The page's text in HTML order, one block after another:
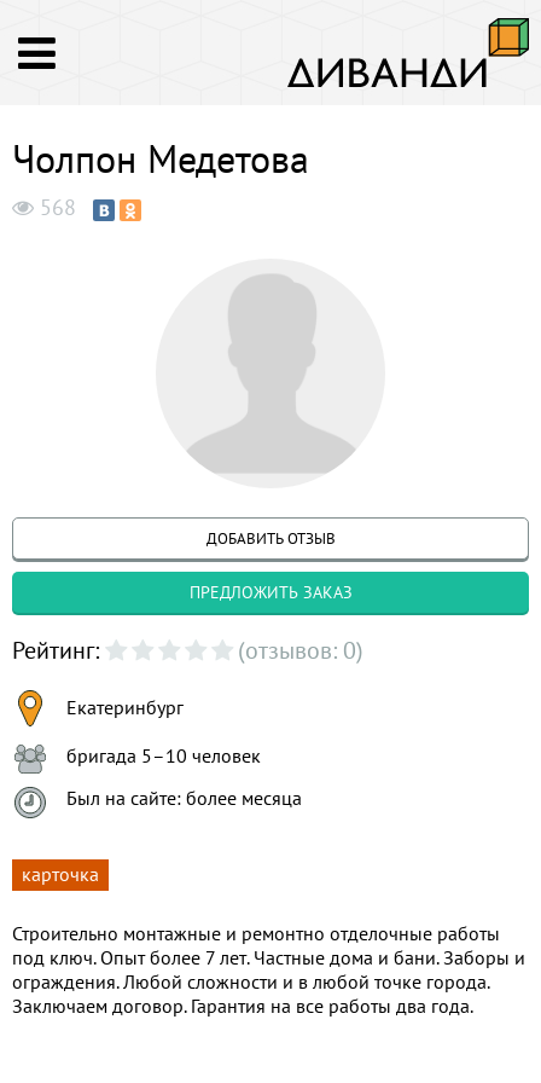
Чолпон Медетова
568
ДОБАВИТЬ ОТЗЫВ
ПРЕДЛОЖИТЬ ЗАКАЗ
Рейтинг: (отзывов: 0)
Екатеринбург
бригада 5–10 человек
Был на сайте: более месяца
карточка
Строительно монтажные и ремонтно отделочные работы
под ключ. Опыт более 7 лет. Частные дома и бани. Заборы и
ограждения. Любой сложности и в любой точке города.
Заключаем договор. Гарантия на все работы два года.